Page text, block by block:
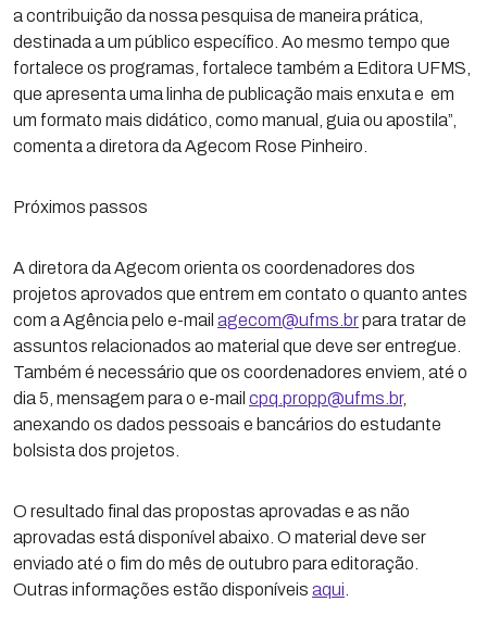
a contribuição da nossa pesquisa de maneira prática,
destinada a um público específico. Ao mesmo tempo que
fortalece os programas, fortalece também a Editora UFMS,
que apresenta uma linha de publicação mais enxuta e em
um formato mais didático, como manual, guia ou apostila”,
comenta a diretora da Agecom Rose Pinheiro.
Próximos passos
A diretora da Agecom orienta os coordenadores dos
projetos aprovados que entrem em contato o quanto antes
com a Agência pelo e-mail agecom@ufms.brpara tratar de
assuntos relacionados ao material que deve ser entregue.
Também é necessário que os coordenadores enviem, até o
dia 5, mensagem para o e-mail cpq.propp@ufms.br,
anexando os dados pessoais e bancários do estudante
bolsista dos projetos.
O resultado final das propostas aprovadas e as não
aprovadas está disponível abaixo. O material deve ser
enviado até o fim do mês de outubro para editoração.
Outras informações estão disponíveis aqui